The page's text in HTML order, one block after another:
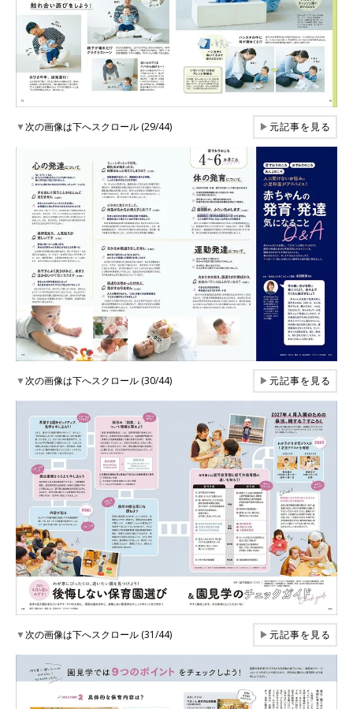
▼次の画像は下へスクロール (29/44) ▶元記事を見る
▼次の画像は下へスクロール (30/44) ▶元記事を見る
▼次の画像は下へスクロール (31/44) ▶元記事を見る